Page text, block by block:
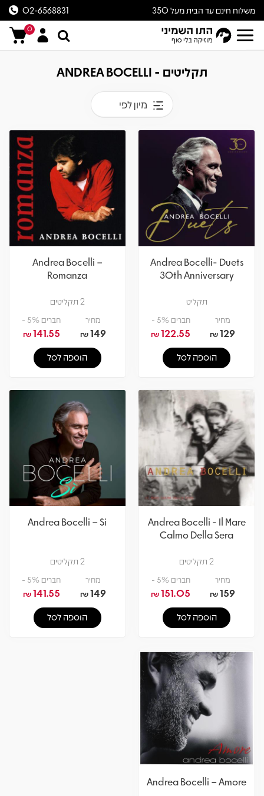
משלוח חינם עד הבית מעל 350
ש״ח
02-6568831
0
תקליטים - ANDREA BOCELLI
מיון לפי
Andrea Bocelli- Duets
30th Anniversary
תקליט
מחיר
129
₪
חברים 5% -
122.55
₪
הוספה לסל
Andrea Bocelli –
Romanza
2 תקליטים
מחיר
149
₪
חברים 5% -
141.55
₪
הוספה לסל
Andrea Bocelli - Il Mare
Calmo Della Sera
2 תקליטים
מחיר
159
₪
חברים 5% -
151.05
₪
הוספה לסל
Andrea Bocelli – Si
2 תקליטים
מחיר
149
₪
חברים 5% -
141.55
₪
הוספה לסל
Andrea Bocelli – Amore